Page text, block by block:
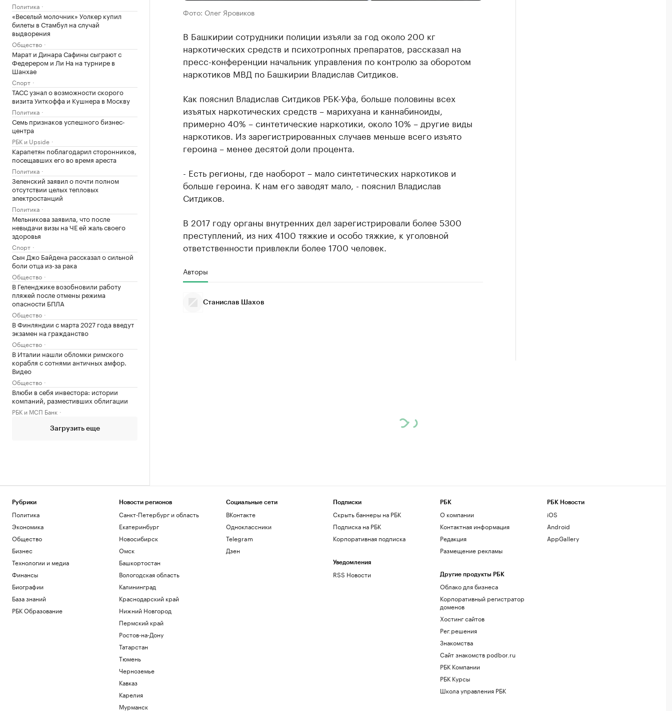
Политика
«Веселый молочник» Уолкер купил
билеты в Стамбул на случай
выдворения
Общество
Марат и Динара Сафины сыграют с
Федерером и Ли На на турнире в
Шанхае
Спорт
ТАСС узнал о возможности скорого
визита Уиткоффа и Кушнера в Москву
Политика
Семь признаков успешного бизнес-
центра
РБК и Upside
Карапетян поблагодарил сторонников,
посещавших его во время ареста
Политика
Зеленский заявил о почти полном
отсутствии целых тепловых
электростанций
Политика
Мельникова заявила, что после
невыдачи визы на ЧЕ ей жаль своего
здоровья
Спорт
Сын Джо Байдена рассказал о сильной
боли отца из-за рака
Общество
В Геленджике возобновили работу
пляжей после отмены режима
опасности БПЛА
Общество
В Финляндии с марта 2027 года введут
экзамен на гражданство
Общество
В Италии нашли обломки римского
корабля с сотнями античных амфор.
Видео
Общество
Влюби в себя инвестора: истории
компаний, разместивших облигации
РБК и МСП Банк
Загрузить еще
Фото: Олег Яровиков
В Башкирии сотрудники полиции изъяли за год около 200 кг
наркотических средств и психотропных препаратов, рассказал на
пресс-конференции начальник управления по контролю за оборотом
наркотиков МВД по Башкирии Владислав Ситдиков.
Как пояснил Владислав Ситдиков РБК-Уфа, больше половины всех
изъятых наркотических средств – марихуана и каннабиноиды,
примерно 40% – синтетические наркотики, около 10% – другие виды
наркотиков. Из зарегистрированных случаев меньше всего изъято
героина – менее десятой доли процента.
- Есть регионы, где наоборот – мало синтетических наркотиков и
больше героина. К нам его заводят мало, - пояснил Владислав
Ситдиков.
В 2017 году органы внутренних дел зарегистрировали более 5300
преступлений, из них 4100 тяжкие и особо тяжкие, к уголовной
ответственности привлекли более 1700 человек.
Авторы
Станислав Шахов
Рубрики
Политика
Экономика
Общество
Бизнес
Технологии и медиа
Финансы
Биографии
База знаний
РБК Образование
Новости регионов
Санкт-Петербург и область
Екатеринбург
Новосибирск
Омск
Башкортостан
Вологодская область
Калининград
Краснодарский край
Нижний Новгород
Пермский край
Ростов-на-Дону
Татарстан
Тюмень
Черноземье
Кавказ
Карелия
Мурманск
Социальные сети
ВКонтакте
Одноклассники
Telegram
Дзен
Подписки
Скрыть баннеры на РБК
Подписка на РБК
Корпоративная подписка
Уведомления
RSS Новости
РБК
О компании
Контактная информация
Редакция
Размещение рекламы
Другие продукты РБК
Облако для бизнеса
Корпоративный регистратор
доменов
Хостинг сайтов
Рег.решения
Знакомства
Сайт знакомств podbor.ru
РБК Компании
РБК Курсы
Школа управления РБК
РБК Новости
iOS
Android
AppGallery